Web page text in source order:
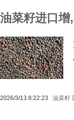
油菜籽进口
2026/3/13 8:22:23 油菜籽